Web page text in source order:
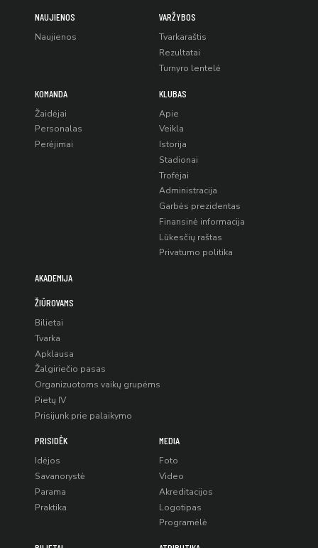
NAUJIENOS
Naujienos
VARŽYBOS
Tvarkaraštis
Rezultatai
Turnyro lentelė
KOMANDA
Žaidėjai
Personalas
Perėjimai
KLUBAS
Apie
Veikla
Istorija
Stadionai
Trofėjai
Administracija
Garbės prezidentas
Finansinė informacija
Lūkesčių raštas
Privatumo politika
AKADEMIJA
ŽIŪROVAMS
Bilietai
Tvarka
Apklausa
Žalgiriečio pasas
Organizuotoms vaikų grupėms
Pietų IV
Prisijunk prie palaikymo
PRISIDĖK
Idėjos
Savanorystė
Parama
Praktika
MEDIA
Foto
Video
Akreditacijos
Logotipas
Programėlė